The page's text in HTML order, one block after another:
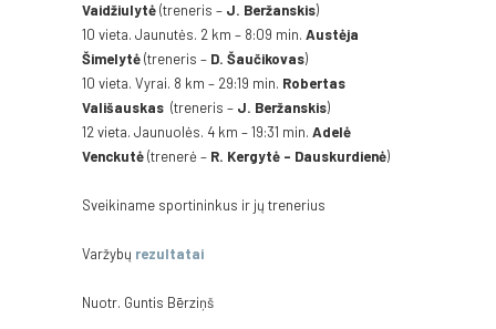
Vaidžiulytė(treneris – J. Beržanskis)
10 vieta. Jaunutės. 2 km – 8:09 min. Austėja
Šimelytė(treneris – D. Šaučikovas)
10 vieta. Vyrai. 8 km – 29:19 min. Robertas
Vališauskas (treneris – J. Beržanskis)
12 vieta. Jaunuolės. 4 km – 19:31 min. Adelė
Venckutė(trenerė – R. Kergytė – Dauskurdienė)
Sveikiname sportininkus ir jų trenerius
Varžybų rezultatai
Nuotr. Guntis Bērziņš